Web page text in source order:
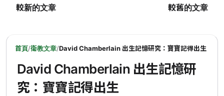
較新的文章 較舊的文章
首頁/衛教文章/David Chamberlain 出生記憶研究：寶寶記得出生
David Chamberlain 出生記憶研
究：寶寶記得出生